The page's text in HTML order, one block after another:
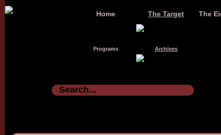
Home The Target The
Programs Archives